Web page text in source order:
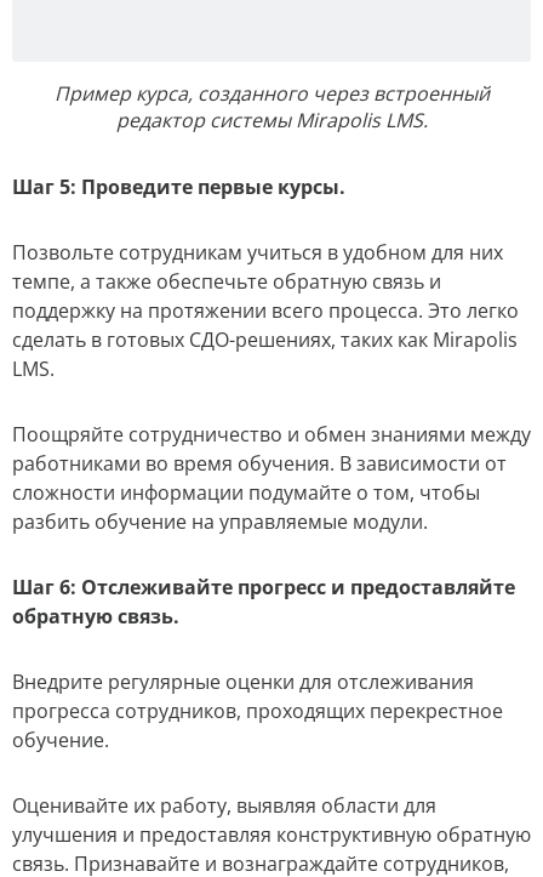
Пример курса, созданного через встроенный
редактор системы Mirapolis LMS.
Шаг 5: Проведите первые курсы.
Позвольте сотрудникам учиться в удобном для них
темпе, а также обеспечьте обратную связь и
поддержку на протяжении всего процесса. Это легко
сделать в готовых СДО-решениях, таких как Mirapolis
LMS.
Поощряйте сотрудничество и обмен знаниями между
работниками во время обучения. В зависимости от
сложности информации подумайте о том, чтобы
разбить обучение на управляемые модули.
Шаг 6: Отслеживайте прогресс и предоставляйте
обратную связь.
Внедрите регулярные оценки для отслеживания
прогресса сотрудников, проходящих перекрестное
обучение.
Оценивайте их работу, выявляя области для
улучшения и предоставляя конструктивную обратную
связь. Признавайте и вознаграждайте сотрудников,